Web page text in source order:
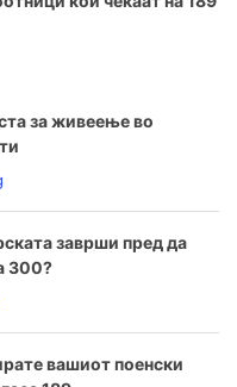
за живеење во
заврши пред да
300?
вашиот поенски